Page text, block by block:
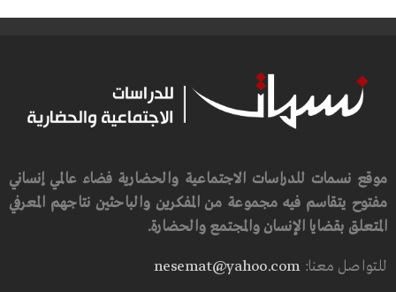
موقع نسمات للدراسات الاجتماعية والحضارية فضاء عالمي إنساني
مفتوح يتقاسم فيه مجموعة من المفكرين والباحثين نتاجهم المعرفي
المتعلق بقضايا الإنسان والمجتمع والحضارة.
للتواصل معنا:nesemat@yahoo.com